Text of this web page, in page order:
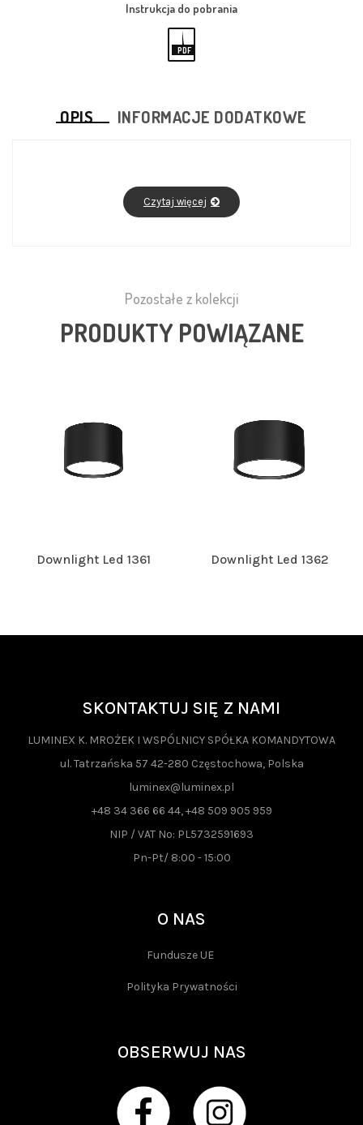
Instrukcja do pobrania
PDF
OPIS INFORMACJE DODATKOWE
Czytaj więcej
Pozostałe z kolekcji
PRODUKTY POWIĄZANE
Downlight Led 1361 Downlight Led 1362
SKONTAKTUJ SIĘ Z NAMI
LUMINEX K. MROŻEK I WSPÓLNICY SPÓŁKA KOMANDYTOWA
ul. Tatrzańska 57 42-280 Częstochowa, Polska
luminex@luminex.pl
+48 34 366 66 44, +48 509 905 959
NIP / VAT No: PL5732591693
Pn-Pt/ 8:00 - 15:00
O NAS
Fundusze UE
Polityka Prywatności
OBSERWUJ NAS